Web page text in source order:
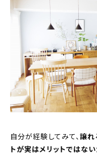
自分が経験してみて、譲れ
トが実はメリットではな